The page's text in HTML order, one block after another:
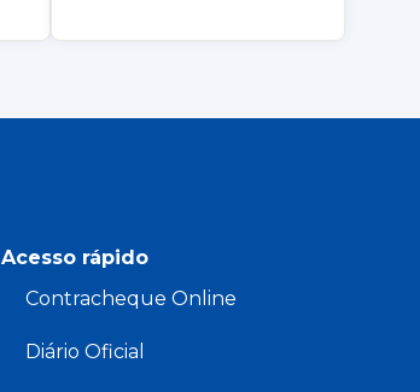
Acesso rápido
Contracheque Online
Diário Oficial